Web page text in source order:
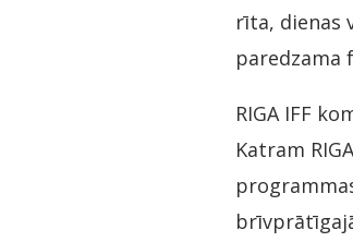
rīta, dienas
paredzama
RIGA IFF
Katram